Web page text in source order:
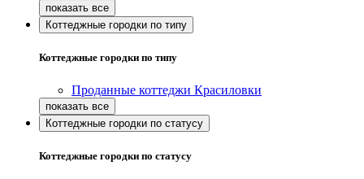
Коттеджные городки по типу
Коттеджные городки по типу
Проданные коттеджи Красиловки
Коттеджные городки по статусу
Коттеджные городки по статусу